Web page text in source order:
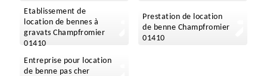
Etablissement de
location de bennes à
gravats Champfromier
01410
Prestation de location
de benne Champfromier
01410
Entreprise pour location
de benne pas cher